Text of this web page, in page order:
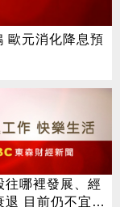
歐元消化降息預
往哪裡發展、經
退 目前仍不宜棄